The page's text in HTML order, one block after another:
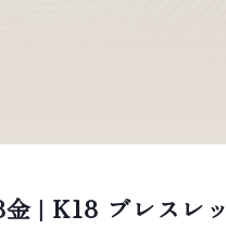
| K18 ブレスレ